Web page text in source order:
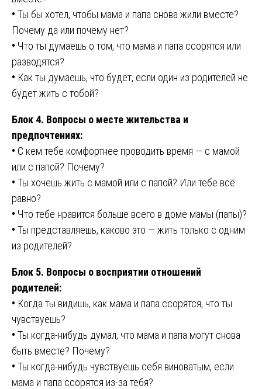
• Ты бы хотел, чтобы мама и папа снова жили вместе?
Почему да или почему нет?
• Что ты думаешь о том, что мама и папа ссорятся или
разводятся?
• Как ты думаешь, что будет, если один из родителей не
будет жить с тобой?
Блок 4. Вопросы о месте жительства и
предпочтениях:
• С кем тебе комфортнее проводить время — с мамой
или с папой? Почему?
• Ты хочешь жить с мамой или с папой? Или тебе всё
равно?
• Что тебе нравится больше всего в доме мамы (папы)?
• Ты представляешь, каково это — жить только с одним
из родителей?
Блок 5. Вопросы о восприятии отношений
родителей:
• Когда ты видишь, как мама и папа ссорятся, что ты
чувствуешь?
• Ты когда-нибудь думал, что мама и папа могут снова
быть вместе? Почему?
• Ты когда-нибудь чувствуешь себя виноватым, если
мама и папа ссорятся из-за тебя?